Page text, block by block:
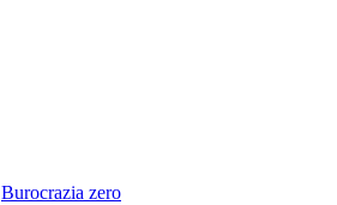
Burocrazia zero